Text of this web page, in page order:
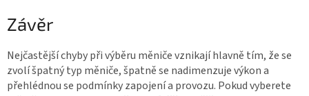
Závěr
Nejčastější chyby při výběru měniče vznikají hlavně tím, že se
zvolí špatný typ měniče, špatně se nadimenzuje výkon a
přehlédnou se podmínky zapojení a provozu. Pokud vyberete